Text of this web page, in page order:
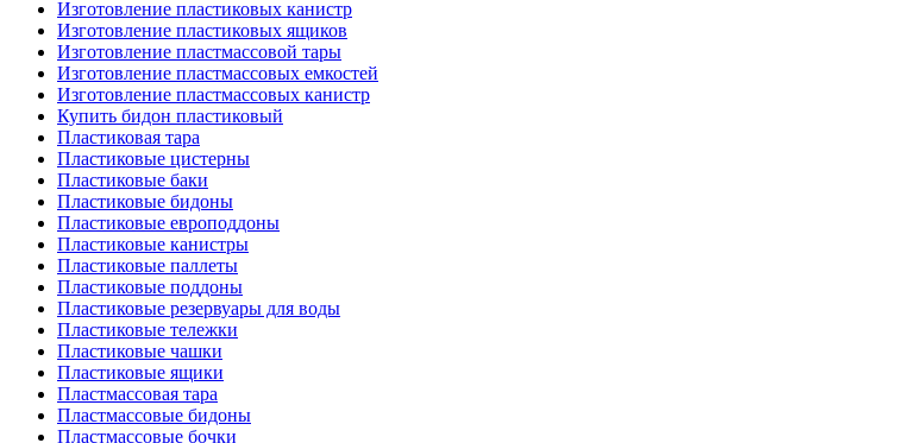
Изготовление пластиковых канистр
Изготовление пластиковых ящиков
Изготовление пластмассовой тары
Изготовление пластмассовых емкостей
Изготовление пластмассовых канистр
Купить бидон пластиковый
Пластиковая тара
Пластиковые цистерны
Пластиковые баки
Пластиковые бидоны
Пластиковые европоддоны
Пластиковые канистры
Пластиковые паллеты
Пластиковые поддоны
Пластиковые резервуары для воды
Пластиковые тележки
Пластиковые чашки
Пластиковые ящики
Пластмассовая тара
Пластмассовые бидоны
Пластмассовые бочки